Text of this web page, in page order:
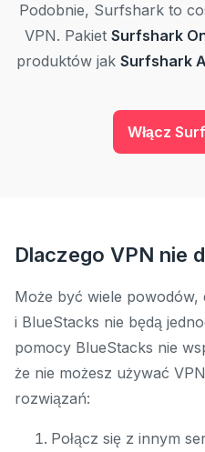
Podobnie, Surfshark to
VPN. Pakiet Surfshark
produktów jak Surfshark
Włącz
Dlaczego VPN nie
Może być wiele powodów,
i BlueStacks nie będą
pomocy BlueStacks nie
że nie możesz używać
rozwiązań:
Połącz się z innym